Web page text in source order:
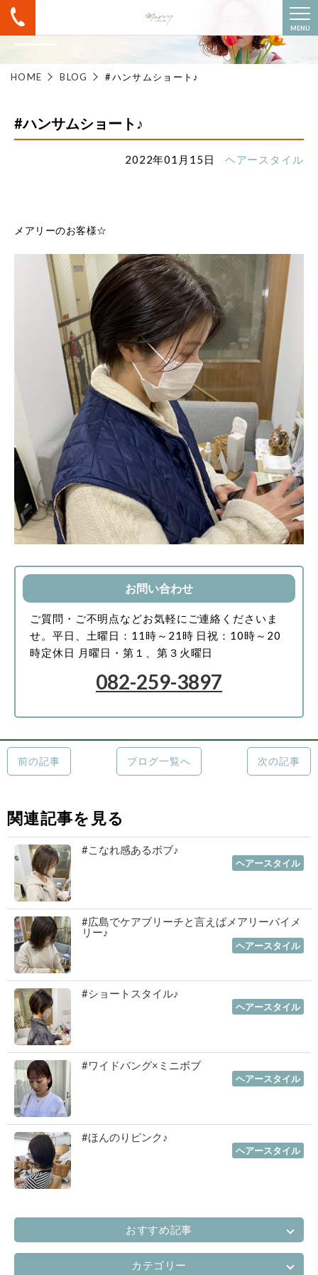
MENU
BLOG
HOME BLOG #ハンサムショート♪
#ハンサムショート♪
2022年01月15日 ヘアースタイル
メアリーのお客様☆
お問い合わせ
ご質問・ご不明点などお気軽にご連絡くださいま
せ。 平日、土曜日：11時～21時 日祝：10時～20
時定休日 月曜日・第１、第３火曜日
082-259-3897
前の記事 ブログ一覧へ 次の記事
関連記事を見る
#こなれ感あるボブ♪
ヘアースタイル
#広島でケアブリーチと言えばメアリーバイメ
リー♪
ヘアースタイル
#ショートスタイル♪
ヘアースタイル
#ワイドバング×ミニボブ
ヘアースタイル
#ほんのりピンク♪
ヘアースタイル
おすすめ記事
カテゴリー